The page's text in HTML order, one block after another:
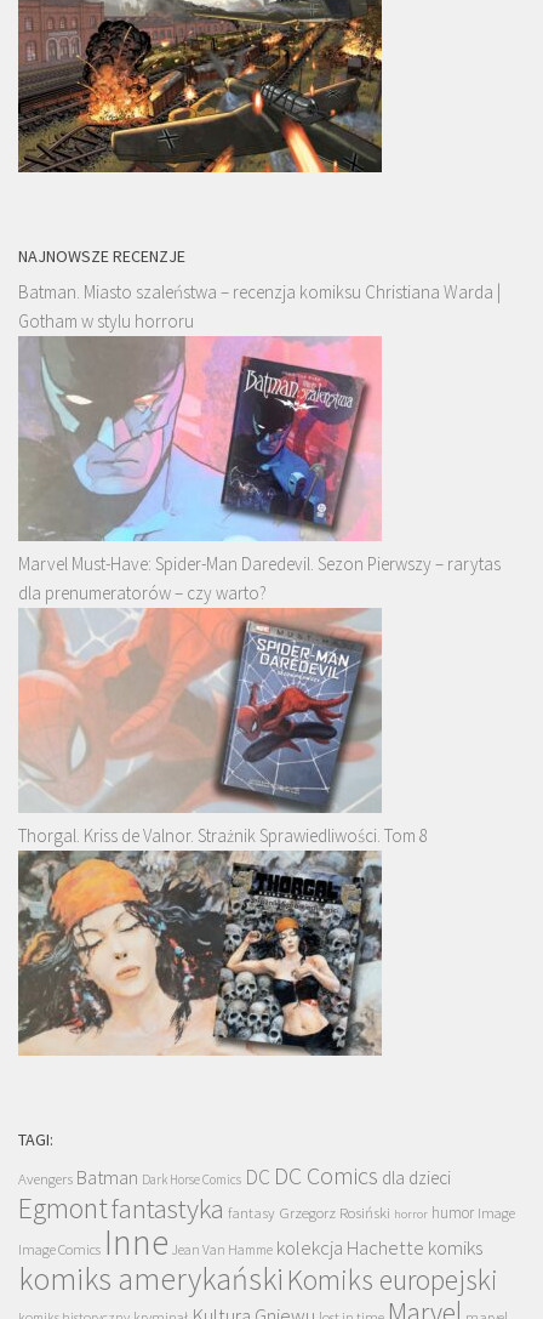
NAJNOWSZE RECENZJE
Batman. Miasto szaleństwa – recenzja komiksu Christiana Warda |
Gotham w stylu horroru
Marvel Must-Have: Spider-Man Daredevil. Sezon Pierwszy – rarytas
dla prenumeratorów – czy warto?
Thorgal. Kriss de Valnor. Strażnik Sprawiedliwości. Tom 8
TAGI:
Avengers Batman Dark Horse Comics DC DC Comics dla dzieci
Egmontfantastyka fantasy Grzegorz Rosiński horror humor Image
Image Comics Inne Jean Van Hamme kolekcja Hachette komiks
komiks amerykański Komiks europejski
Marvel